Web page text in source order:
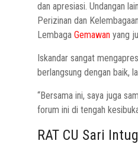
dan apresiasi. Undangan
Perizinan dan
Lembaga Gemawan yang
Iskandar sangat
berlangsung dengan baik,
“Bersama ini, saya juga
forum ini di tengah
RAT CU Sari